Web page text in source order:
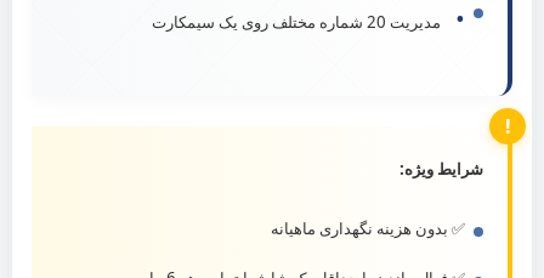
• مدیریت 20 شماره مختلف روی یک سیمکارت
شرایط ویژه:
✅ بدون هزینه نگهداری ماهیانه